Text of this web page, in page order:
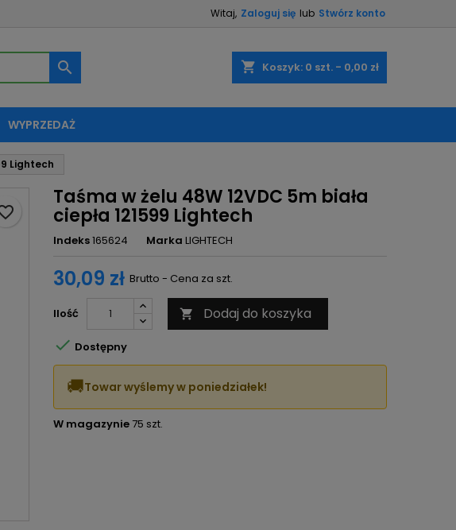
Witaj, Zaloguj się lub Stwórz konto
shopping_cart Koszyk: 0 szt. - 0,00 zł

WYPRZEDAŻ
Lightech
Taśma w żelu 48W 12VDC 5m biała
ciepła 121599 Lightech
Indeks165624 Marka LIGHTECH
30,09 zł Brutto - Cena za szt.
Ilość  Dodaj do koszyka
 Dostępny
🚚Towar wyślemy w poniedziałek!
W magazynie 75 szt.
Utwórz listę życzeń
liście życzeń.